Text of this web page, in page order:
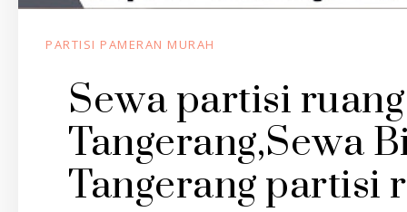
PARTISI PAMERAN MURAH
Sewa partisi
Tangerang,Sewa
Tangerang partisi